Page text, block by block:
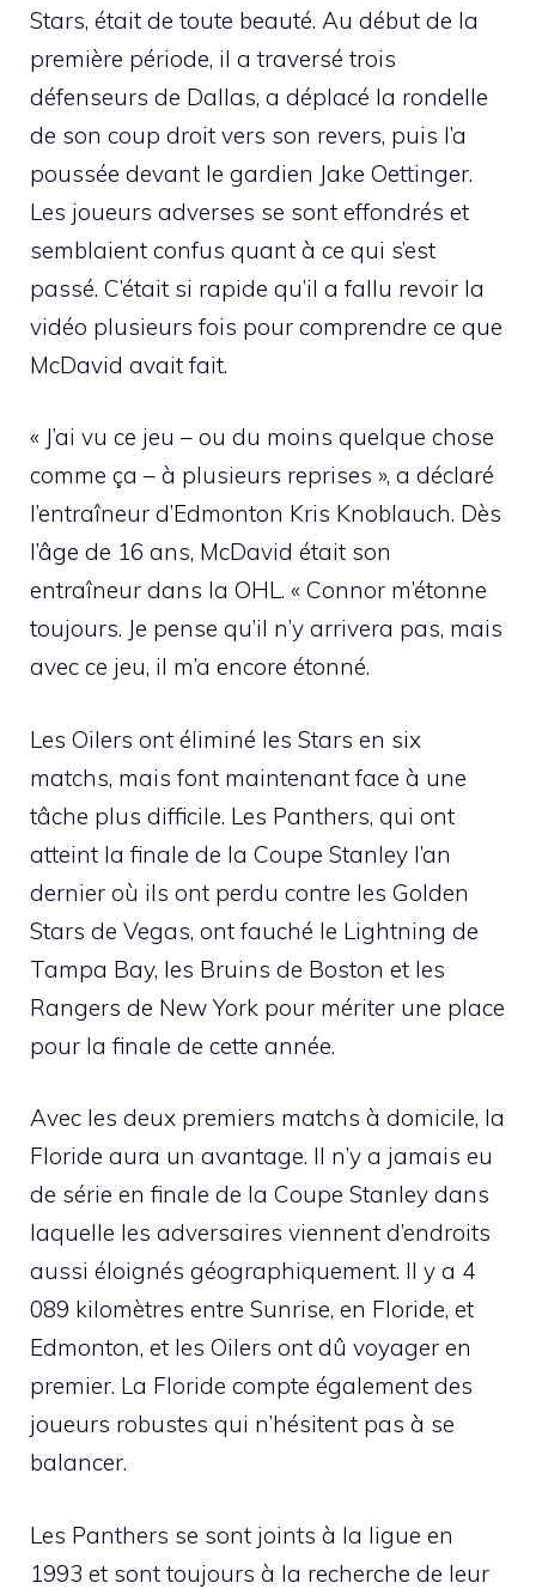
Stars, était de toute beauté. Au début de la
première période, il a traversé trois
défenseurs de Dallas, a déplacé la rondelle
de son coup droit vers son revers, puis l’a
poussée devant le gardien Jake Oettinger.
Les joueurs adverses se sont effondrés et
semblaient confus quant à ce qui s’est
passé. C’était si rapide qu’il a fallu revoir la
vidéo plusieurs fois pour comprendre ce que
McDavid avait fait.
« J’ai vu ce jeu – ou du moins quelque chose
comme ça – à plusieurs reprises », a déclaré
l’entraîneur d’Edmonton Kris Knoblauch. Dès
l’âge de 16 ans, McDavid était son
entraîneur dans la OHL. « Connor m’étonne
toujours. Je pense qu’il n’y arrivera pas, mais
avec ce jeu, il m’a encore étonné.
Les Oilers ont éliminé les Stars en six
matchs, mais font maintenant face à une
tâche plus difficile. Les Panthers, qui ont
atteint la finale de la Coupe Stanley l’an
dernier où ils ont perdu contre les Golden
Stars de Vegas, ont fauché le Lightning de
Tampa Bay, les Bruins de Boston et les
Rangers de New York pour mériter une place
pour la finale de cette année.
Avec les deux premiers matchs à domicile, la
Floride aura un avantage. Il n’y a jamais eu
de série en finale de la Coupe Stanley dans
laquelle les adversaires viennent d’endroits
aussi éloignés géographiquement. Il y a 4
089 kilomètres entre Sunrise, en Floride, et
Edmonton, et les Oilers ont dû voyager en
premier. La Floride compte également des
joueurs robustes qui n’hésitent pas à se
balancer.
Les Panthers se sont joints à la ligue en
1993 et ​​sont toujours à la recherche de leur